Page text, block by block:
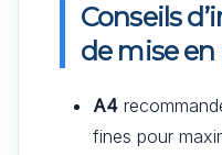
Conseils
de mise
A4
fines pour